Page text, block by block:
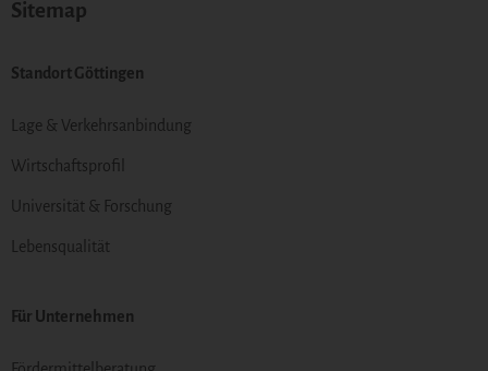
Sitemap
Standort Göttingen
Lage & Verkehrsanbindung
Wirtschaftsprofil
Universität & Forschung
Lebensqualität
Für Unternehmen